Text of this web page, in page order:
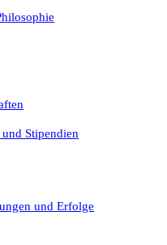
Stipendien
und Erfolge